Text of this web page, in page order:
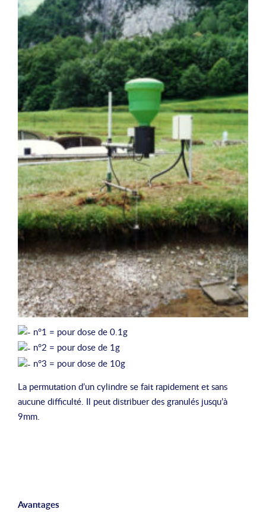
n°1 = pour dose de 0.1g
n°2 = pour dose de 1g
n°3 = pour dose de 10g
La permutation d’un cylindre se fait rapidement et sans
aucune difficulté. Il peut distribuer des granulés jusqu’à
9mm.
Avantages